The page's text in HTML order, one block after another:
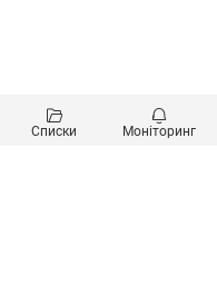
Списки Моніторинг